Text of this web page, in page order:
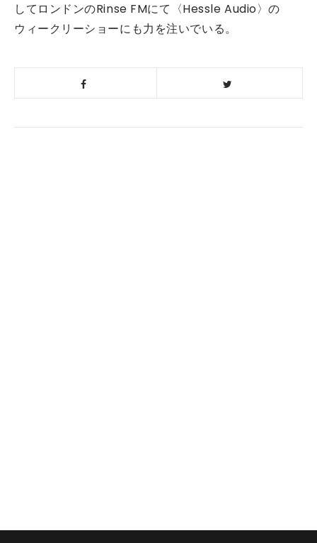
してロンドンのRinse FMにて〈Hessle Audio〉の
ウィークリーショーにも力を注いでいる。